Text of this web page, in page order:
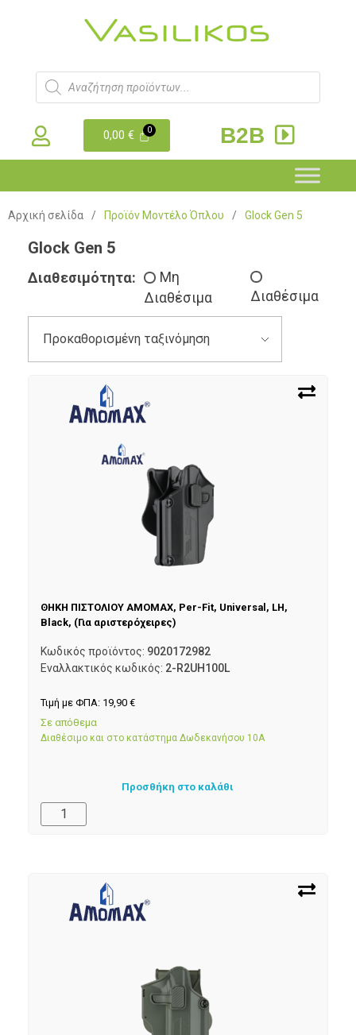
0,00€ B2B
Αρχική σελίδα / Προϊόν Μοντέλο Όπλου / Glock Gen 5
Glock Gen 5
Διαθεσιμότητα:
Μη
Διαθέσιμα
Διαθέσιμα
ΘΗΚΗ ΠΙΣΤΟΛΙΟΥ AMOMAX, Per-Fit, Universal, LH,
Black, (Για αριστερόχειρες)
Κωδικός προϊόντος: 9020172982
Εναλλακτικός κωδικός: 2-R2UH100L
Τιμή με ΦΠΑ: 19,90 €
Σε απόθεμα
Διαθέσιμο και στο κατάστημα Δωδεκανήσου 10Α
Προσθήκη στο καλάθι